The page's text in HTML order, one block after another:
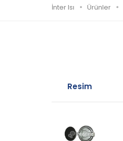
İnter Isı Ürünler
Resim